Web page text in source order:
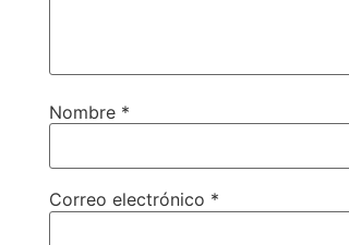
Nombre *
Correo electrónico *